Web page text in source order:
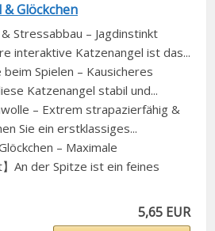
& Glöckchen
Stressabbau – Jagdinstinkt
interaktive Katzenangel ist das...
Spielen – Kausicheres
Katzenangel stabil und...
– Extrem strapazierfähig &
Sie ein erstklassiges...
– Maximale
An der Spitze ist ein feines
5,65 EUR